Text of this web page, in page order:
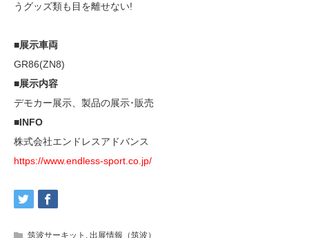
うグッズ類も目を離せない!
■展示車両
GR86(ZN8)
■展示内容
デモカー展示、製品の展示･販売
■INFO
株式会社エンドレスアドバンス
https://www.endless-sport.co.jp/
筑波サーキット , 出展情報（筑波）